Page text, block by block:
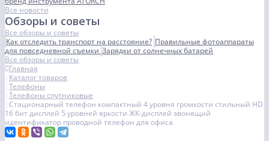
Все новости
Обзоры и советы
Все обзоры и советы
Как отследить транспорт на расстояние? Правильные фотоаппараты
для повседневной съемкиЗарядки от солнечных батарей
Все обзоры и советы
Главная
Каталог товаров
Телефоны
Телефоны спутниковые
Стационарный телефон компактный 4 уровня громкости стильный HD
16 бит дисплей 5 уровней яркости ЖК-дисплей звонящий
идентификатор проводной телефон для офиса